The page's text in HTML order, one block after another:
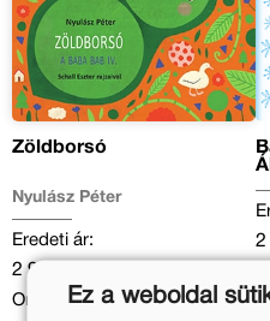
Zöldborsó
Nyulász Péter
Eredeti ár:
2 999 Ft
Online ár:
2
1
Ez a weboldal